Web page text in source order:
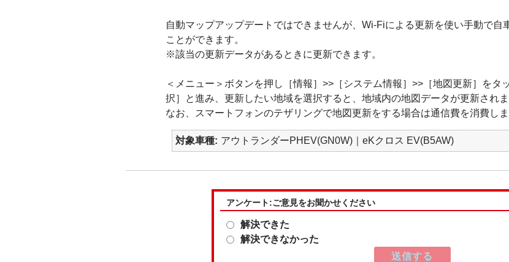
自動マップアップデートではできませんが、Wi-Fiによる更新を使い手動で自
ことができます。
※該当の更新データがあるときに更新できます。
＜メニュー＞ボタンを押し［情報］>>［システム情報］>>［地図更新］をタ
択］と進み、更新したい地域を選択すると、地域内の地図データが更新されま
なお、スマートフォンのテザリングで地図更新をする場合は通信費を消費しま
対象車種 アウトランダーPHEV(GN0W)｜eKクロス EV(B5AW)
アンケート:ご意見をお聞かせください
解決できた
解決できなかった